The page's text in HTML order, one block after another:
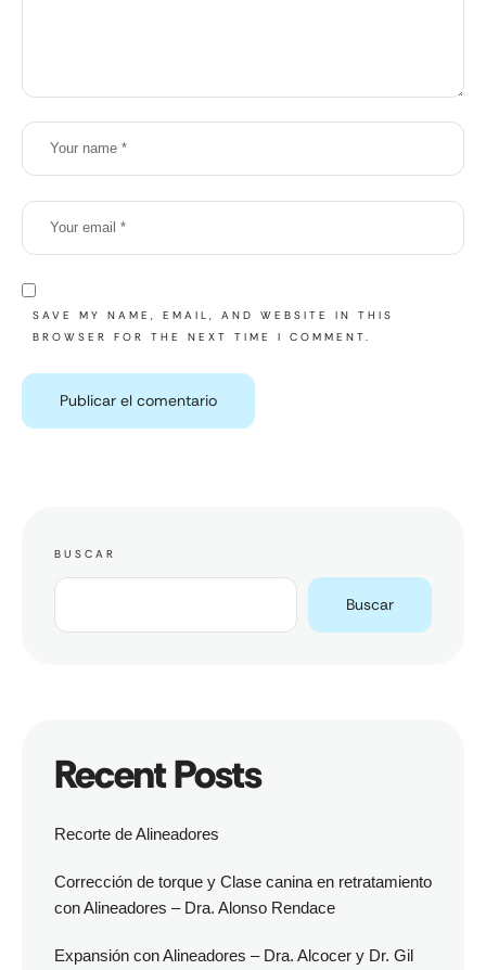
SAVE MY NAME, EMAIL, AND WEBSITE IN THIS
BROWSER FOR THE NEXT TIME I COMMENT.
BUSCAR
Buscar
Recent Posts
Recorte de Alineadores
Corrección de torque y Clase canina en retratamiento
con Alineadores – Dra. Alonso Rendace
Expansión con Alineadores – Dra. Alcocer y Dr. Gil